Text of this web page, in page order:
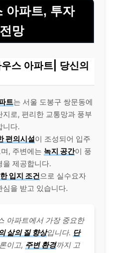
아파트, 투자
망
스 아파트| 당신의
트는 서울 도봉구 쌍문동에
로, 편리한 교통망과 풍부
니다.
편의시설이 조성되어 입주
, 주변에는 녹지 공간이 풍
을 제공합니다.
입지 조건으로 실수요자
을 받고 있습니다.
아파트에서 가장 중요한
삶의 질 향상입니다. 단
이고, 주변 환경까지 고